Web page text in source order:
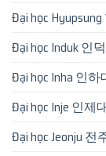
Đại học
Đại học Induk 인
Đại học Inha 인
Đại học Inje 인제
Đại học Jeonju 전